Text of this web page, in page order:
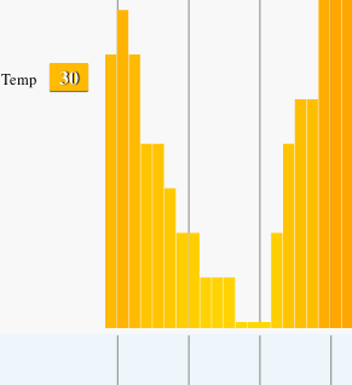
Temp 30